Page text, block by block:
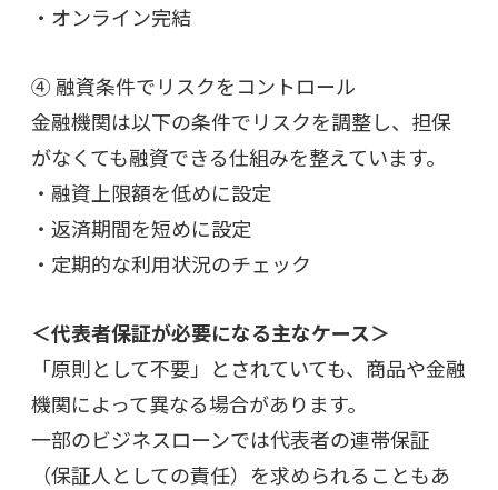
・オンライン完結
④ 融資条件でリスクをコントロール
金融機関は以下の条件でリスクを調整し、担保
がなくても融資できる仕組みを整えています。
・融資上限額を低めに設定
・返済期間を短めに設定
・定期的な利用状況のチェック
＜代表者保証が必要になる主なケース＞
「原則として不要」とされていても、商品や金融
機関によって異なる場合があります。
一部のビジネスローンでは代表者の連帯保証
（保証人としての責任）を求められることもあ